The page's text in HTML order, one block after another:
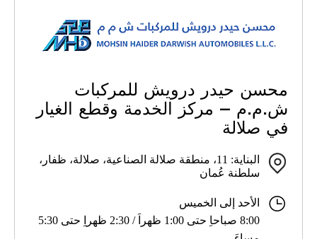
محسن حيدر درويش للمركبات
ش.م.م – مركز الخدمة وقطع الغيار
في صلالة
البناية: 11، منطقة صلالة الصناعية، صلالة، ظفار،
سلطنة عُمان
الأحد إلى الخميس
8:00 صباحاِ حتى 1:00 ظهراَ / 2:30 ظهراِ حتى 5:30